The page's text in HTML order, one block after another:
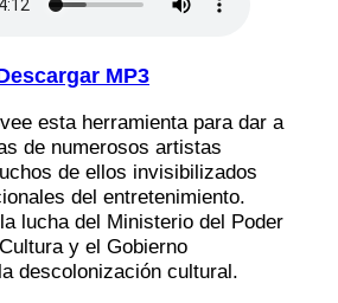
MP3
esta herramienta para dar a
de numerosos artistas
de ellos invisibilizados
del entretenimiento.
lucha del Ministerio del Poder
y el Gobierno
descolonización cultural.